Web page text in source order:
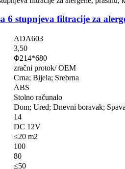
6 stupnjeva filtracije za
ADA603
3,50
Φ214*680
zračni protok/ OEM
Crna; Bijela; Srebrna
ABS
Stolno računalo
Dom; Ured; Dnevni boravak;
14
DC 12V
≤20 m2
100
80
≤50